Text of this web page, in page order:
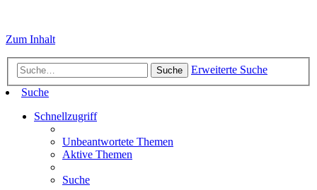
Zum Inhalt
Suche
Erweiterte Suche
Suche
Schnellzugriff
Unbeantwortete Themen
Aktive Themen
Suche